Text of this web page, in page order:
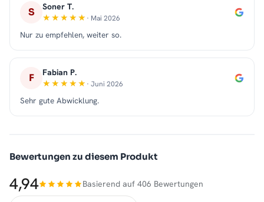
S Soner T.
· Mai 2026
Nur zu empfehlen, weiter so.
F Fabian P.
· Juni 2026
Sehr gute Abwicklung.
Bewertungen zu diesem Produkt
4,94 Basierend auf 406 Bewertungen